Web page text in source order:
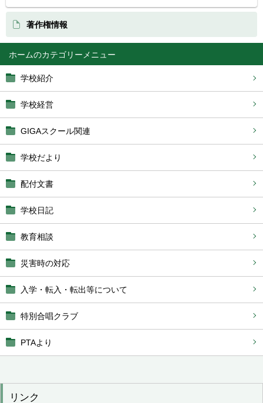
ホーム
学校紹介
学校経営
GIGAスクール関連
学校だより
配付文書
学校日記
教育相談
災害時の対応
入学・転入・転出等について
特別合唱クラブ
PTAより
リンク
著作権情報